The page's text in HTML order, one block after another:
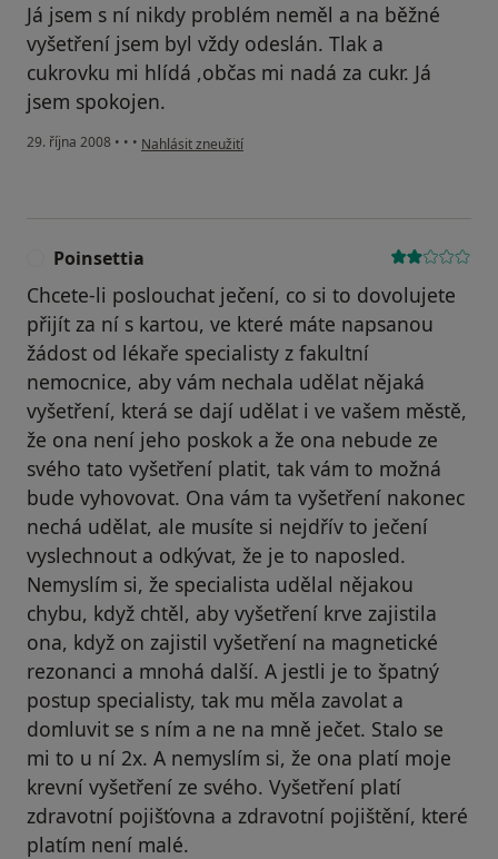
Já jsem s ní nikdy problém neměl a na běžné
vyšetření jsem byl vždy odeslán. Tlak a
cukrovku mi hlídá ,občas mi nadá za cukr. Já
jsem spokojen.
29. října 2008 • • • podle názoru uživatele pepa
Nahlásit zneužití
Poinsettia
Chcete-li poslouchat ječení, co si to dovolujete
přijít za ní s kartou, ve které máte napsanou
žádost od lékaře specialisty z fakultní
nemocnice, aby vám nechala udělat nějaká
vyšetření, která se dají udělat i ve vašem městě,
že ona není jeho poskok a že ona nebude ze
svého tato vyšetření platit, tak vám to možná
bude vyhovovat. Ona vám ta vyšetření nakonec
nechá udělat, ale musíte si nejdřív to ječení
vyslechnout a odkývat, že je to naposled.
Nemyslím si, že specialista udělal nějakou
chybu, když chtěl, aby vyšetření krve zajistila
ona, když on zajistil vyšetření na magnetické
rezonanci a mnohá další. A jestli je to špatný
postup specialisty, tak mu měla zavolat a
domluvit se s ním a ne na mně ječet. Stalo se
mi to u ní 2x. A nemyslím si, že ona platí moje
krevní vyšetření ze svého. Vyšetření platí
zdravotní pojišťovna a zdravotní pojištění, které
platím není malé.